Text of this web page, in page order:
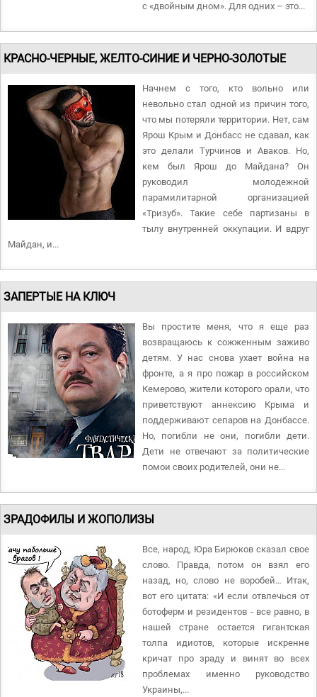
с «двойным дном». Для одних – это...
КРАСНО-ЧЕРНЫЕ, ЖЕЛТО-СИНИЕ И ЧЕРНО-ЗОЛОТЫЕ
Начнем с того, кто вольно или
невольно стал одной из причин того,
что мы потеряли территории. Нет, сам
Ярош Крым и Донбасс не сдавал, как
это делали Турчинов и Аваков. Но,
кем был Ярош до Майдана? Он
руководил молодежной
парамилитарной организацией
«Тризуб». Такие себе партизаны в
тылу внутренней оккупации. И вдруг
Майдан, и...
ЗАПЕРТЫЕ НА КЛЮЧ
Вы простите меня, что я еще раз
возвращаюсь к сожженным заживо
детям. У нас снова ухает война на
фронте, а я про пожар в российском
Кемерово, жители которого орали, что
приветствуют аннексию Крыма и
поддерживают сепаров на Донбассе.
Но, погибли не они, погибли дети.
Дети не отвечают за политические
помои своих родителей, они не...
ЗРАДОФИЛЫ И ЖОПОЛИЗЫ
Все, народ, Юра Бирюков сказал свое
слово. Правда, потом он взял его
назад, но, слово не воробей… Итак,
вот его цитата: «И если отвлечься от
ботоферм и резидентов - все равно, в
нашей стране остается гигантская
толпа идиотов, которые искренне
кричат про зраду и винят во всех
проблемах именно руководство
Украины,...